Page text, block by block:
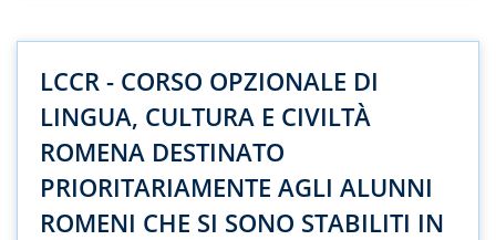
LCCR - CORSO OPZIONALE DI
LINGUA, CULTURA E CIVILTÀ
ROMENA DESTINATO
PRIORITARIAMENTE AGLI ALUNNI
ROMENI CHE SI SONO STABILITI IN